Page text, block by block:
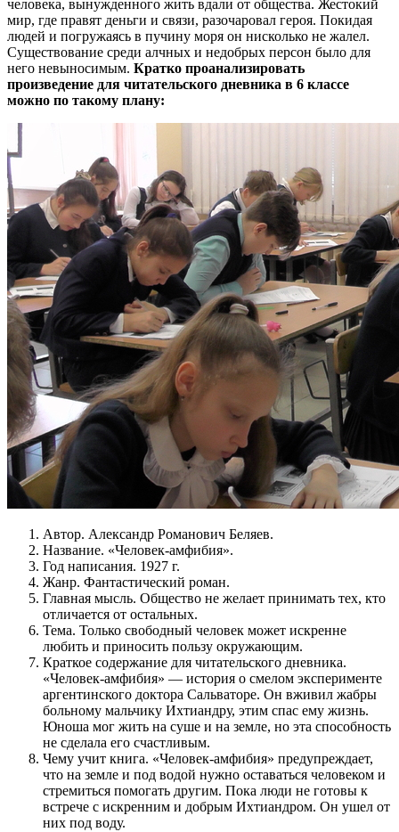
человека, вынужденного жить вдали от общества. Жестокий
мир, где правят деньги и связи, разочаровал героя. Покидая
людей и погружаясь в пучину моря он нисколько не жалел.
Существование среди алчных и недобрых персон было для
него невыносимым. Кратко проанализировать
произведение для читательского дневника в 6 классе
можно по такому плану:
Автор. Александр Романович Беляев.
Название. «Человек-амфибия».
Год написания. 1927 г.
Жанр. Фантастический роман.
Главная мысль. Общество не желает принимать тех, кто
отличается от остальных.
Тема. Только свободный человек может искренне
любить и приносить пользу окружающим.
Краткое содержание для читательского дневника.
«Человек-амфибия» — история о смелом эксперименте
аргентинского доктора Сальваторе. Он вживил жабры
больному мальчику Ихтиандру, этим спас ему жизнь.
Юноша мог жить на суше и на земле, но эта способность
не сделала его счастливым.
Чему учит книга. «Человек-амфибия» предупреждает,
что на земле и под водой нужно оставаться человеком и
стремиться помогать другим. Пока люди не готовы к
встрече с искренним и добрым Ихтиандром. Он ушел от
них под воду.